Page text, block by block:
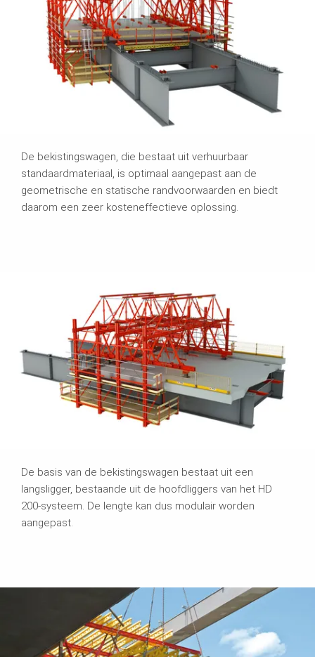
De bekistingswagen, die bestaat uit verhuurbaar
standaardmateriaal, is optimaal aangepast aan de
geometrische en statische randvoorwaarden en biedt
daarom een zeer kosteneffectieve oplossing.
De basis van de bekistingswagen bestaat uit een
langsligger, bestaande uit de hoofdliggers van het HD
200-systeem. De lengte kan dus modulair worden
aangepast.